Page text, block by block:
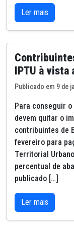
Ler mais
IPTU à
Publicado em 9 de
Para conseguir
devem quitar o
contribuintes de
fevereiro para
Territorial
percentual de
publicado […]
Ler mais